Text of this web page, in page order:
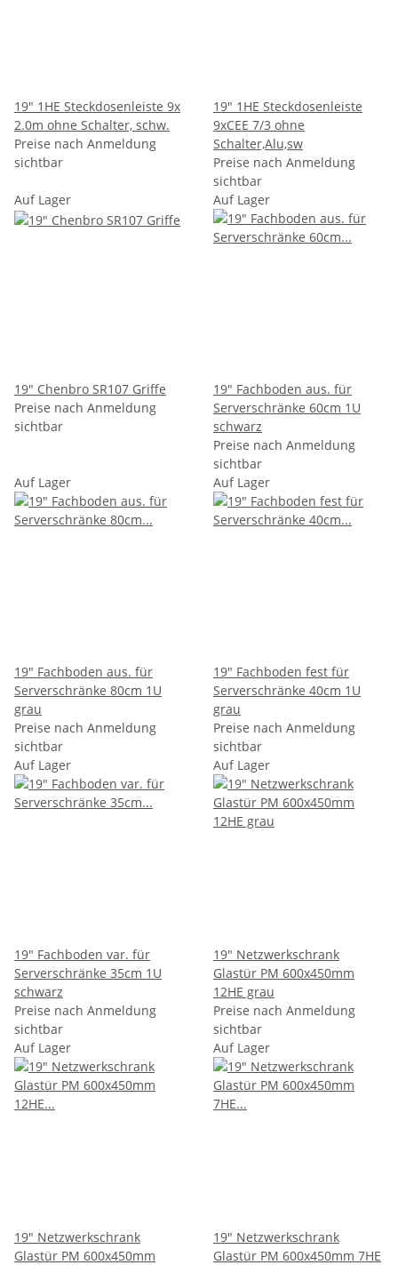
19" 1HE Steckdosenleiste 9x
2.0m ohne Schalter, schw.
Preise nach Anmeldung
sichtbar
19" 1HE Steckdosenleiste
9xCEE 7/3 ohne
Schalter,Alu,sw
Preise nach Anmeldung
sichtbar
Auf Lager
19" Chenbro SR107 Griffe
Preise nach Anmeldung
sichtbar
Auf Lager
19" Fachboden aus. für
Serverschränke 60cm 1U
schwarz
Preise nach Anmeldung
sichtbar
Auf Lager
19" Fachboden aus. für
Serverschränke 80cm 1U
grau
Preise nach Anmeldung
sichtbar
Auf Lager
19" Fachboden fest für
Serverschränke 40cm 1U
grau
Preise nach Anmeldung
sichtbar
Auf Lager
19" Fachboden var. für
Serverschränke 35cm 1U
schwarz
Preise nach Anmeldung
sichtbar
Auf Lager
19" Netzwerkschrank
Glastür PM 600x450mm
12HE grau
Preise nach Anmeldung
sichtbar
Auf Lager
19" Netzwerkschrank
Glastür PM 600x450mm
Auf Lager
19" Netzwerkschrank
Glastür PM 600x450mm 7HE